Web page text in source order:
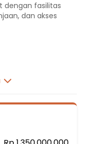
dengan fasilitas
dan akses